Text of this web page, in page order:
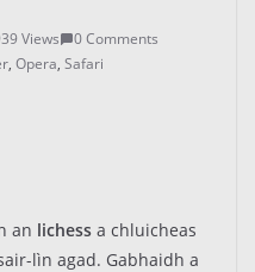
Views
0 Comments
, Opera, Safari
an lichess a chluicheas
lìn agad. Gabhaidh a